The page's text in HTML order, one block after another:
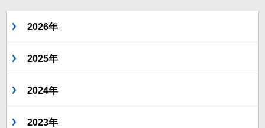
2026年
2025年
2024年
2023年